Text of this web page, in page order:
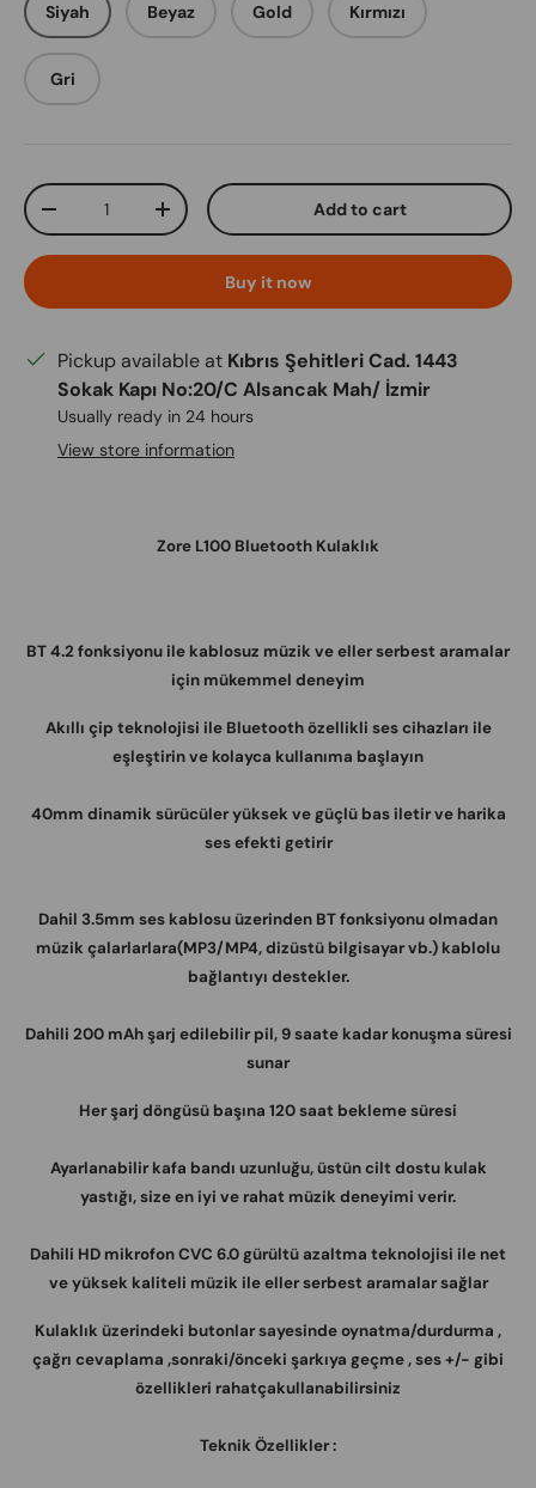
Siyah Beyaz Gold Kırmızı
Gri
Qty
Decrease quantityIncrease quantity Add to cart
Buy it now
Pickup available at Kıbrıs Şehitleri Cad. 1443
Sokak Kapı No:20/C Alsancak Mah/ İzmir
Usually ready in 24 hours
View store information
Zore L100 Bluetooth Kulaklık
BT 4.2 fonksiyonu ile kablosuz müzik ve eller serbest aramalar
için mükemmel deneyim
Akıllı çip teknolojisi ile Bluetooth özellikli ses cihazları ile
eşleştirin ve kolayca kullanıma başlayın
40mm dinamik sürücüler yüksek ve güçlü bas iletir ve harika
ses efekti getirir
Dahil 3.5mm ses kablosu üzerinden BT fonksiyonu olmadan
müzik çalarlarlara(MP3/MP4, dizüstü bilgisayar vb.) kablolu
bağlantıyı destekler.
Dahili 200 mAh şarj edilebilir pil, 9 saate kadar konuşma süresi
sunar
Her şarj döngüsü başına 120 saat bekleme süresi
Ayarlanabilir kafa bandı uzunluğu, üstün cilt dostu kulak
yastığı, size en iyi ve rahat müzik deneyimi verir.
Dahili HD mikrofon CVC 6.0 gürültü azaltma teknolojisi ile net
ve yüksek kaliteli müzik ile eller serbest aramalar sağlar
Kulaklık üzerindeki butonlar sayesinde oynatma/durdurma ,
çağrı cevaplama ,sonraki/önceki şarkıya geçme , ses +/- gibi
özellikleri rahatçakullanabilirsiniz
Teknik Özellikler :